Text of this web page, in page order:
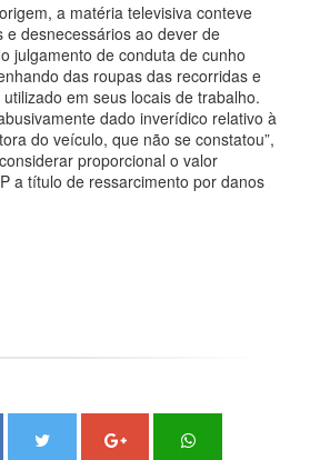
a matéria televisiva conteve
e desnecessários ao dever de
julgamento de conduta de cunho
das roupas das recorridas e
em seus locais de trabalho.
dado inverídico relativo à
do veículo, que não se constatou”,
proporcional o valor
a título de ressarcimento por danos